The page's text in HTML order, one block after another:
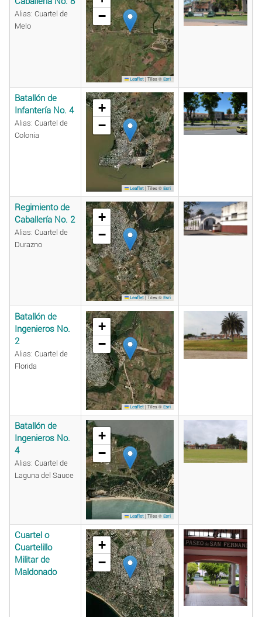
Alias: Cuartel de
Melo
−
Leaflet |Tiles © Esri
Batallón de
Infantería No. 4
Alias: Cuartel de
Colonia
+
−
Leaflet |Tiles © Esri
Regimiento de
Caballería No. 2
Alias: Cuartel de
Durazno
+
−
Leaflet |Tiles © Esri
Batallón de
Ingenieros No.
2
Alias: Cuartel de
Florida
+
−
Leaflet |Tiles © Esri
Batallón de
Ingenieros No.
4
Alias: Cuartel de
Laguna del Sauce
+
−
Leaflet |Tiles © Esri
Cuartel o
Cuartelillo
Militar de
Maldonado
+
−